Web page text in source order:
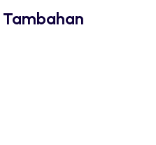
Tambahan